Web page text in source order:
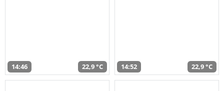
14:46 22,9 °C 14:52 22,9 °C